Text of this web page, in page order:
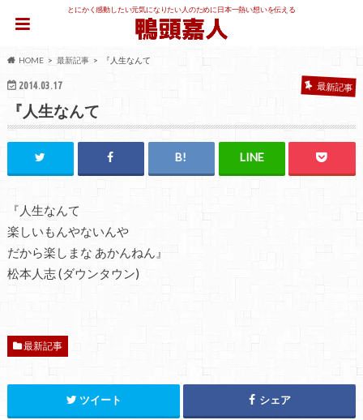
とにかく感動したい元気になりたい人のために日本一熱い想いを伝える
HOME 最新記事 『人生なんて
2014.03.17 最新記事
『人生なんて
『人生なんて
楽しいもんやないんや
だから楽しまな あかんねん』
松本人志 (ダウンタウン)
最新記事
ツイート シェア